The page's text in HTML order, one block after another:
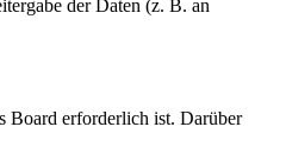
der Daten (z. B. an
Board erforderlich ist. Darüber